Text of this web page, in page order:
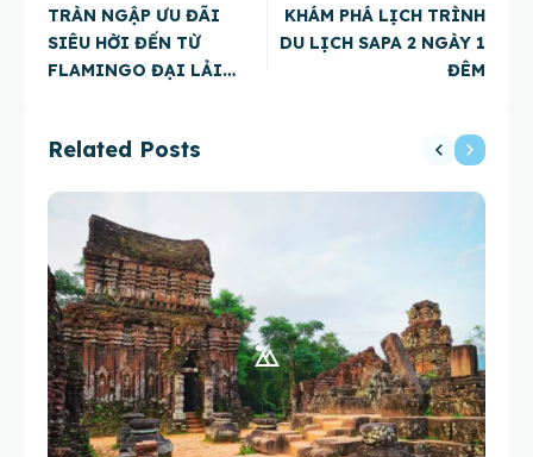
TRÀN NGẬP ƯU ĐÃI
SIÊU HỜI ĐẾN TỪ
FLAMINGO ĐẠI LẢI
KHÁM PHÁ LỊCH TRÌNH
DU LỊCH SAPA 2 NGÀY 1
ĐÊM
Related Posts